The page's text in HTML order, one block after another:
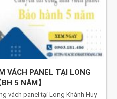
VÁCH PANEL TẠI LONG
5 NĂM】
vách panel tại Long Khánh Huy